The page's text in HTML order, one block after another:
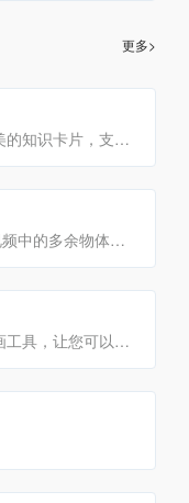
更多>
将 Markdown 文档转换为精美的知识卡片，支持多种风格
利用人工智能技术自动擦除视频中的多余物体、人物、杂物
LeiaPix是一个出色的图像动画工具，让您可以轻松地为图片添加沉浸式的深度效果。通过上传图片，您可以创建引人入胜的动画，为观众带来全新的视觉体验。